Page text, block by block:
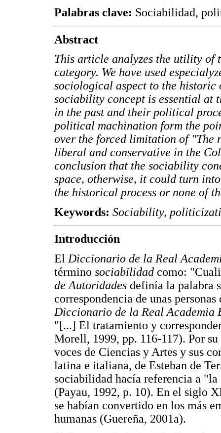
Palabras clave: Sociabilidad,
Abstract
This article analyzes the utility of
category. We have used
sociological aspect to the historic
sociability concept is essential at
in the past and their political
political machination form the
over the forced limitation of "The
liberal and conservative in the
conclusion that the sociability
space, otherwise, it could turn
the historical process or none of
Keywords: Sociability,
Introducción
El Diccionario de la Real
término sociabilidad como:
de Autoridades definía la palabra
correspondencia de unas
Diccionario de la Real Academia
"[...] El tratamiento y
Morell, 1999, pp. 116-117). Por
voces de Ciencias y Artes y sus
latina e italiana, de Esteban de
sociabilidad hacía referencia a "la
(Payau, 1992, p. 10). En el siglo
se habían convertido en los más
humanas (Guereña, 2001a).